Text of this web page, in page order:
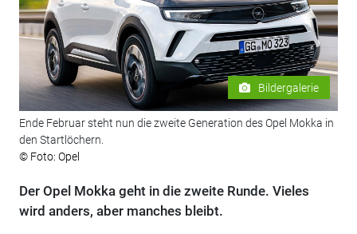
Bildergalerie
Ende Februar steht nun die zweite Generation des Opel Mokka in
den Startlöchern.
© Foto: Opel
Der Opel Mokka geht in die zweite Runde. Vieles
wird anders, aber manches bleibt.